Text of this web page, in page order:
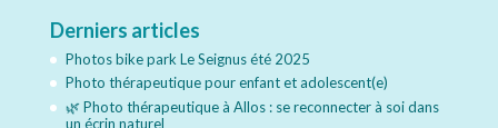
Derniers articles
Photos bike park Le Seignus été 2025
Photo thérapeutique pour enfant et adolescent(e)
🌿 Photo thérapeutique à Allos : se reconnecter à soi dans
un écrin naturel